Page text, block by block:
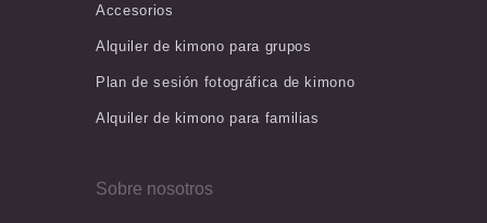
Accesorios
Alquiler de kimono para grupos
Plan de sesión fotográfica de kimono
Alquiler de kimono para familias
Sobre nosotros